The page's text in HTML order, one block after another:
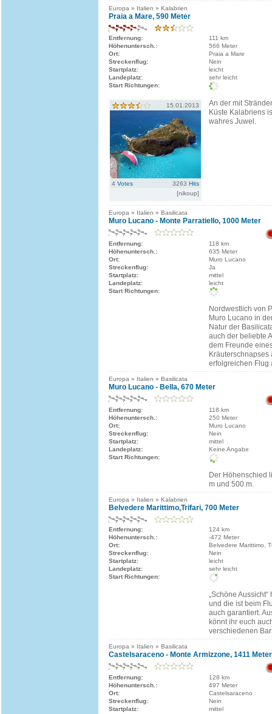
Europa » Italien » Kalabrien
Praia a Mare, 590 Meter
Entfernung:
111 km
Höhenuntersch.:
566 Meter
Ort:
Praia a Mare
Streckenflug:
Nein
Startplatz:
leicht
Landeplatz:
sehr leicht
Start Richtungen:
15.01.2013
4 Votes 3263 Hits
[nikoup]
An der mit
Küste Kalabriens
wahres Juwel.
Europa » Italien » Basilicata
Muro Lucano - Monte Parratiello, 1000 Meter
Entfernung:
118 km
Höhenuntersch.:
635 Meter
Ort:
Muro Lucano
Streckenflug:
Ja
Startplatz:
mittel
Landeplatz:
leicht
Start Richtungen:
Nordwestlich von
Muro Lucano in
Natur der
auch der beliebte
dem Freunde
Kräuterschnapses
erfolgreichen Flug
Europa » Italien » Basilicata
Muro Lucano - Bella, 670 Meter
Entfernung:
118 km
Höhenuntersch.:
250 Meter
Ort:
Muro Lucano
Streckenflug:
Nein
Startplatz:
mittel
Landeplatz:
Keine Angabe
Start Richtungen:
Der Höhenschied
m und 500 m.
Europa » Italien » Kalabrien
Belvedere Marittimo,Trifari, 700 Meter
Entfernung:
124 km
Höhenuntersch.:
-472 Meter
Ort:
Belvedere Marittimo,
Streckenflug:
Nein
Startplatz:
leicht
Landeplatz:
sehr leicht
Start Richtungen:
„Schöne
und die ist beim
auch garantiert.
könnt ihr euch
verschiedenen
Europa » Italien » Basilicata
Castelsaraceno - Monte Armizzone, 1411 Meter
Entfernung:
128 km
Höhenuntersch.:
497 Meter
Ort:
Castelsaraceno
Streckenflug:
Nein
Startplatz:
mittel